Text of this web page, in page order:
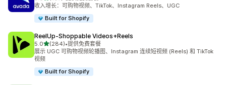
收入增长：可购物视频、TikTok、Instagram Reels、UGC
Built for Shopify
ReelUp‑Shoppable Videos+Reels
5.0星（满分 5 星）
(284)
总共 284 条评论
•提供免费套餐
展示 UGC 可购物视频轮播图、Instagram 连续短视频 (Reels) 和 TikTok
视频
Built for Shopify